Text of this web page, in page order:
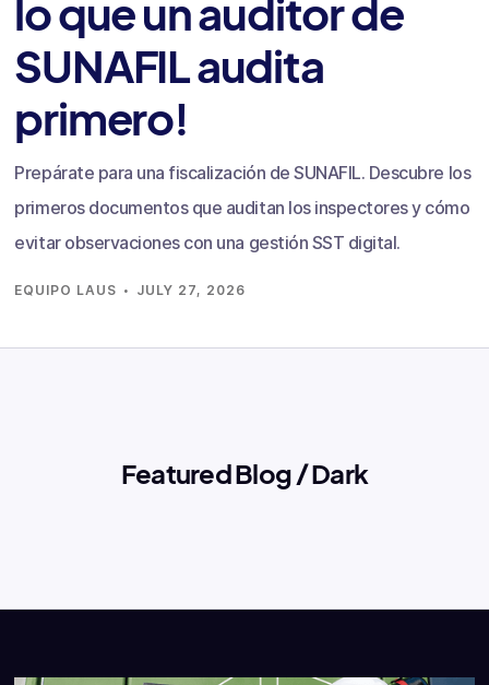
lo que un auditor de
SUNAFIL audita
primero!
Prepárate para una fiscalización de SUNAFIL. Descubre los
primeros documentos que auditan los inspectores y cómo
evitar observaciones con una gestión SST digital.
EQUIPO LAUS · JULY 27, 2026
Featured Blog / Dark